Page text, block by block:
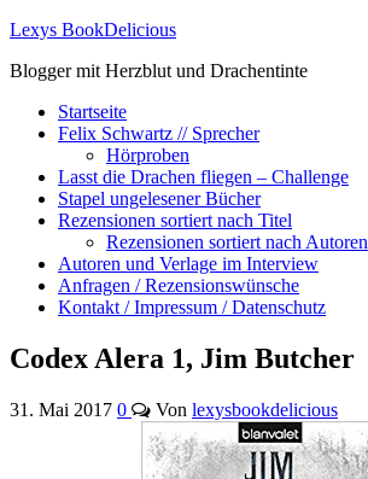
Lexys BookDelicious
Blogger mit Herzblut und Drachentinte
Startseite
Felix Schwartz // Sprecher
Hörproben
Lasst die Drachen fliegen – Challenge
Stapel ungelesener Bücher
Rezensionen sortiert nach Titel
Rezensionen sortiert nach Autoren
Autoren und Verlage im Interview
Anfragen / Rezensionswünsche
Kontakt / Impressum / Datenschutz
Codex Alera 1, Jim Butcher
31. Mai 2017 0 Von lexysbookdelicious